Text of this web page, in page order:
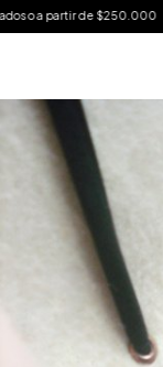
o a partir de $250.000